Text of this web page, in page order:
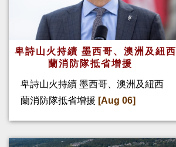
卑詩山火持續 墨西哥、澳洲及紐西
蘭消防隊抵省增援
卑詩山火持續 墨西哥、澳洲及紐西
蘭消防隊抵省增援 [Aug 06]